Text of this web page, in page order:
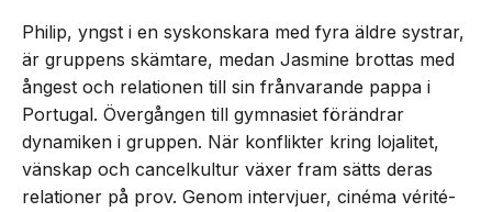
Philip, yngst i en syskonskara med fyra äldre systrar,
är gruppens skämtare, medan Jasmine brottas med
ångest och relationen till sin frånvarande pappa i
Portugal. Övergången till gymnasiet förändrar
dynamiken i gruppen. När konflikter kring lojalitet,
vänskap och cancelkultur växer fram sätts deras
relationer på prov. Genom intervjuer, cinéma vérité-